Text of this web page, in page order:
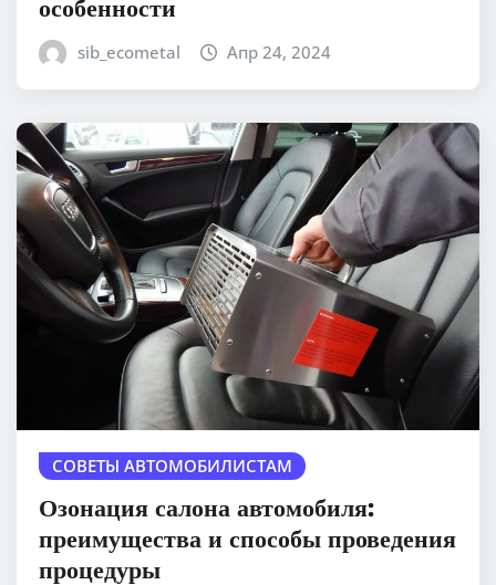
особенности
sib_ecometal Апр 24, 2024
СОВЕТЫ АВТОМОБИЛИСТАМ
Озонация салона автомобиля:
преимущества и способы проведения
процедуры